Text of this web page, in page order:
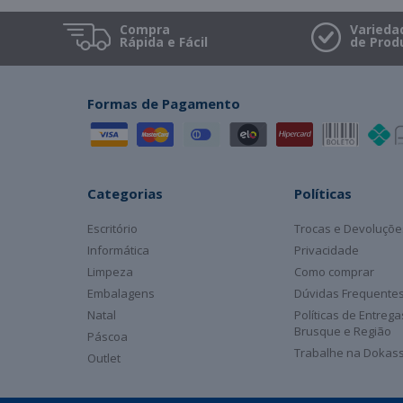
Compra
Rápida e Fácil de
Formas de Pagamento
Categorias
Escritório
Informática
Limpeza
Embalagens
Natal
Páscoa
Outlet
Políticas
Trocas e
Privacidade
Como comprar
Dúvidas Frequentes
Políticas de
Brusque e Região
Trabalhe na